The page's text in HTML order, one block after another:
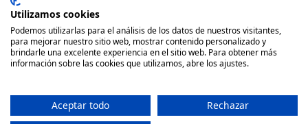
La Tienda Náutica en Barcelona
C/ Primer de Maig 6, 08980 Sant Feliu de Llobregat,
Barcelona (España)
Horario de 9.00h a 14:00h y de 15.00h a 18.00h -
Utilizamos cookies
Podemos utilizarlas para el análisis de los datos de nuestros visitantes,
para mejorar nuestro sitio web, mostrar contenido personalizado y
brindarle una excelente experiencia en el sitio web. Para obtener más
información sobre las cookies que utilizamos, abre los ajustes.
Aceptar todo Rechazar